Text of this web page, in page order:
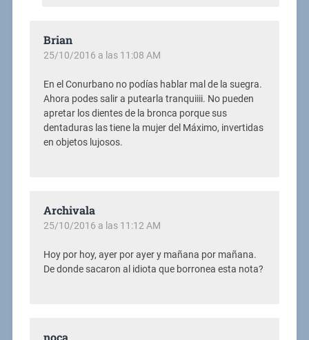
Brian
25/10/2016 a las 11:08 AM
En el Conurbano no podías hablar mal de la suegra.
Ahora podes salir a putearla tranquiiii. No pueden
apretar los dientes de la bronca porque sus
dentaduras las tiene la mujer del Máximo, invertidas
en objetos lujosos.
Archivala
25/10/2016 a las 11:12 AM
Hoy por hoy, ayer por ayer y mañana por mañana.
De donde sacaron al idiota que borronea esta nota?